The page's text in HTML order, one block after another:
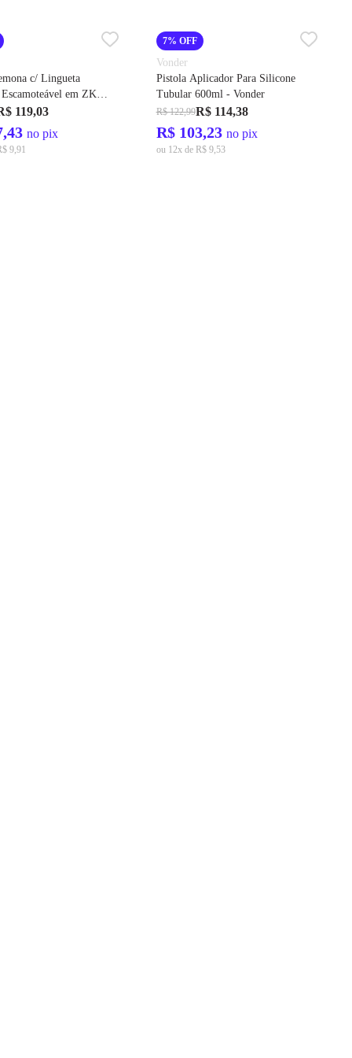
c/ Lingueta
Escamoteável em ZK
Fenda Cod. 21680 -
119,03
no pix
9,91
7% OFF
Vonder
Pistola Aplicador Para Silicone
Tubular 600ml - Vonder
R$ 122,99R$ 114,38
R$ 103,23 no pix
ou 12x de R$ 9,53